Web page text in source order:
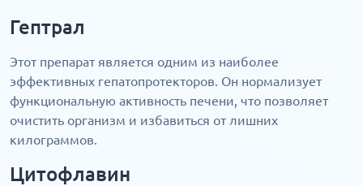
Гептрал
Этот препарат является одним из наиболее
эффективных гепатопротекторов. Он нормализует
функциональную активность печени, что позволяет
очистить организм и избавиться от лишних
килограммов.
Цитофлавин